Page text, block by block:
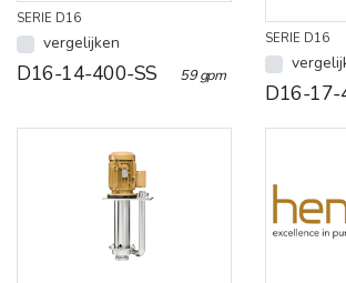
SERIE D16
vergelijken
D16-14-400-SS 59 gpm
SERIE D16
D16-17-